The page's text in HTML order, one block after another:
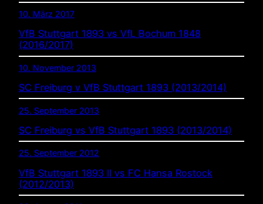
10. März 2017
VfB Stuttgart 1893 vs VfL Bochum 1848
(2016/2017)
10. November 2013
SC Freiburg v VfB Stuttgart 1893 (2013/2014)
25. September 2013
SC Freiburg vs VfB Stuttgart 1893 (2013/2014)
25. September 2012
VfB Stuttgart 1893 II vs FC Hansa Rostock
(2012/2013)